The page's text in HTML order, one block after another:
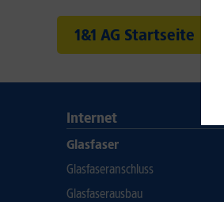
1&1 AG Startseite
Internet
Glasfaser
Glasfaseranschluss
Glasfaserausbau